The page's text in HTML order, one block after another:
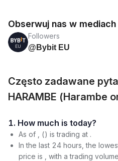
Obserwuj nas w
Followers
@Bybit EU
Często zadawane
HARAMBE (Harambe
1. How much is today?
As of , () is trading at .
In the last 24 hours, the
price is , with a trading